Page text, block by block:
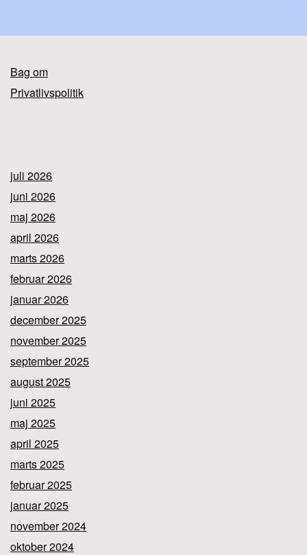
Bag om
Privatlivspolitik
juli 2026
juni 2026
maj 2026
april 2026
marts 2026
februar 2026
januar 2026
december 2025
november 2025
september 2025
august 2025
juni 2025
maj 2025
april 2025
marts 2025
februar 2025
januar 2025
november 2024
oktober 2024